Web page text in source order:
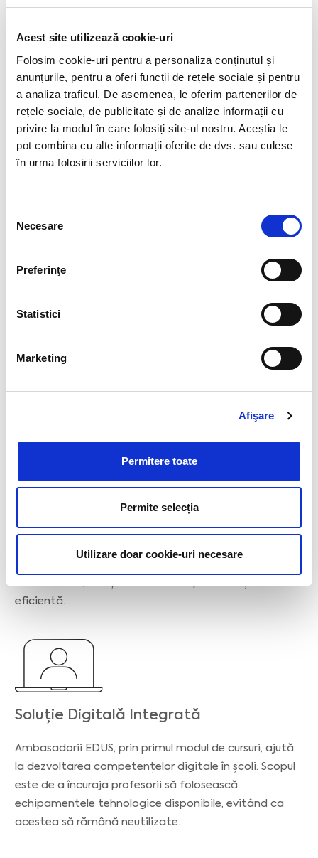
Acest site utilizează cookie-uri
Folosim cookie-uri pentru a personaliza conținutul și
anunțurile, pentru a oferi funcții de rețele sociale și pentru
a analiza traficul. De asemenea, le oferim partenerilor de
rețele sociale, de publicitate și de analize informații cu
privire la modul în care folosiți site-ul nostru. Aceștia le
pot combina cu alte informații oferite de dvs. sau culese
în urma folosirii serviciilor lor.
consimțământului
Necesare
Preferinţe
Statistici
Marketing
Afişare
Permitere toate
Permite selecția
Utilizare doar cookie-uri necesare
Învățare prin practică
Cursurile EDUS pun accent pe exerciții practice și
studii de caz, astfel încât profesorii să poată aplica la
concrete și exemple relevante, aceștia dobândesc
abilități ușor de implementat în activitatea de zi cu
zi.
Performanță
Cu ajutorul cursurilor EDUS, profesorii schimbă modul în
care elevii percep școala. Împreună combatem ideea
acces la informații noi sau utile pentru dezvoltarea lor.
Sesiunile de formare sunt dinamice și bazate pe
interacțiune. Profesorii au oportunitatea de a
eficientă.
Soluție Digitală Integrată
Ambasadorii EDUS, prin primul modul de cursuri, ajută
la dezvoltarea competențelor digitale în școli. Scopul
este de a încuraja profesorii să folosească
echipamentele tehnologice disponibile, evitând ca
acestea să rămână neutilizate.